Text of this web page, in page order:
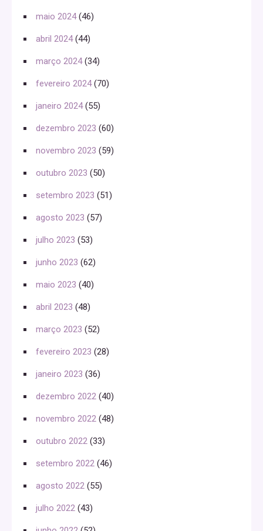
maio 2024(46)
abril 2024(44)
março 2024(34)
fevereiro 2024(70)
janeiro 2024(55)
dezembro 2023 (60)
novembro 2023 (59)
outubro 2023 (50)
setembro 2023 (51)
agosto 2023 (57)
julho 2023 (53)
junho 2023 (62)
maio 2023 (40)
abril 2023 (48)
março 2023 (52)
fevereiro 2023 (28)
janeiro 2023 (36)
dezembro 2022 (40)
novembro 2022 (48)
outubro 2022 (33)
setembro 2022 (46)
agosto 2022 (55)
julho 2022 (43)